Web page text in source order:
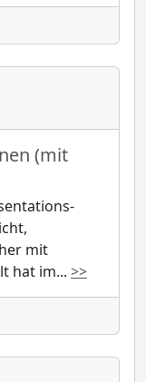
(mit
mit
hat im... >>